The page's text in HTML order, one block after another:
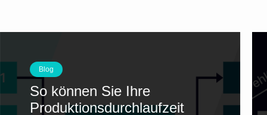
Blog
So können Sie Ihre
Produktionsdurchlaufzeit